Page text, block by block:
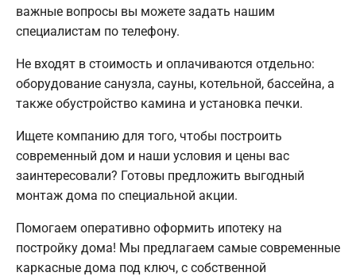
важные вопросы вы можете задать нашим
специалистам по телефону.
Не входят в стоимость и оплачиваются отдельно:
оборудование санузла, сауны, котельной, бассейна, а
также обустройство камина и установка печки.
Ищете компанию для того, чтобы построить
современный дом и наши условия и цены вас
заинтересовали? Готовы предложить выгодный
монтаж дома по специальной акции.
Помогаем оперативно оформить ипотеку на
постройку дома! Мы предлагаем самые современные
каркасные дома под ключ, с собственной